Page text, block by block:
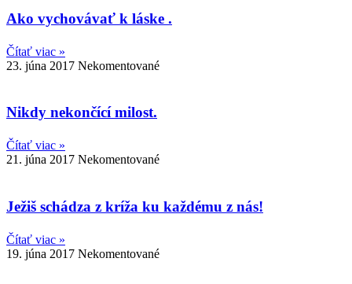
Ako vychovávať k láske .
Čítať viac »
23. júna 2017 Nekomentované
Nikdy nekončící milost.
Čítať viac »
21. júna 2017 Nekomentované
Ježiš schádza z kríža ku každému z nás!
Čítať viac »
19. júna 2017 Nekomentované